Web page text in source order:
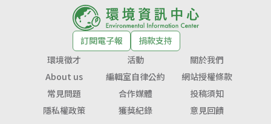
訂閱電子報
捐款支持
環境徵才
活動
關於我們
About us
編輯室自律公約
網站授權條款
常見問題
合作媒體
投稿須知
隱私權政策
獲獎紀錄 意見回饋